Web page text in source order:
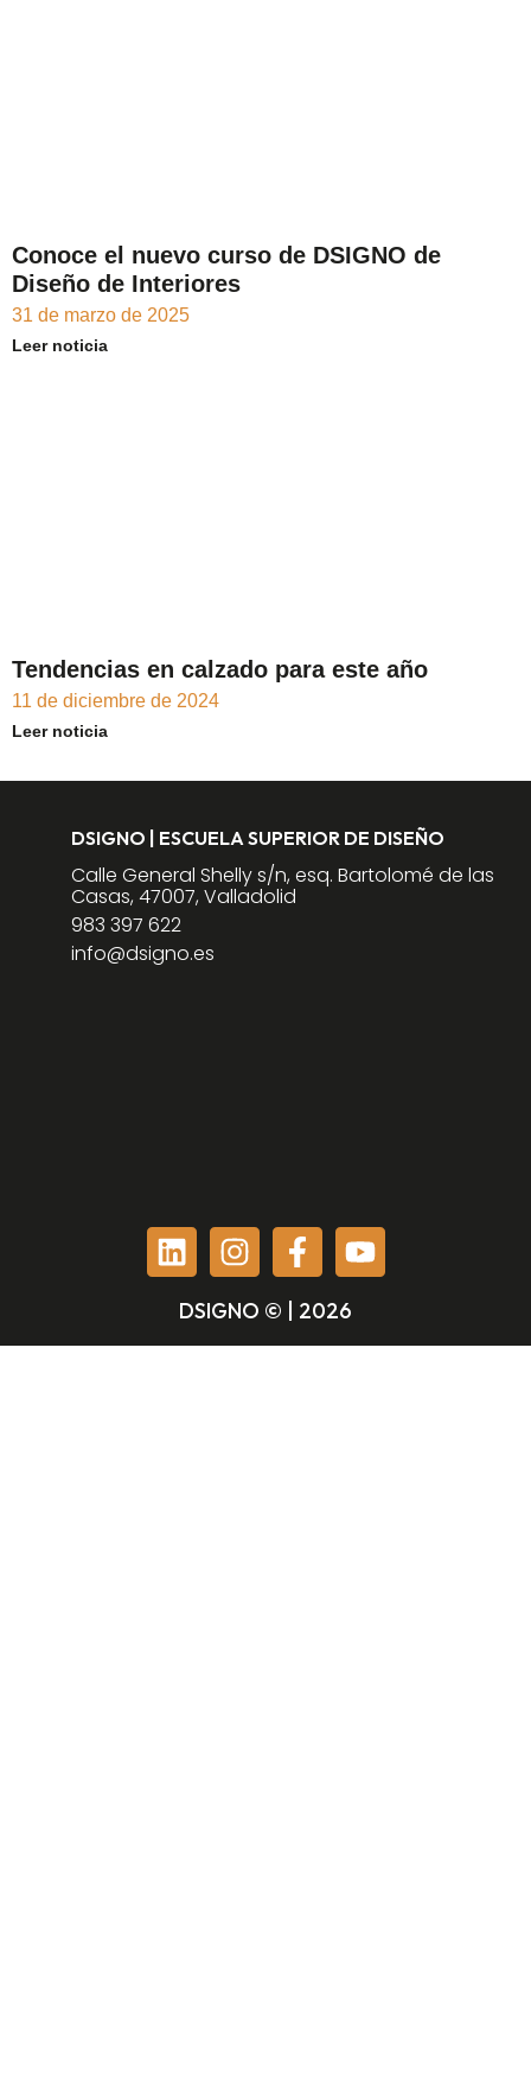
Conoce el nuevo curso de DSIGNO de
Diseño de Interiores
31 de marzo de 2025
Leer noticia
Tendencias en calzado para este año
11 de diciembre de 2024
Leer noticia
DSIGNO | ESCUELA SUPERIOR DE DISEÑO
Calle General Shelly s/n, esq. Bartolomé de las
Casas, 47007, Valladolid
983 397 622
info@dsigno.es
DSIGNO © | 2026